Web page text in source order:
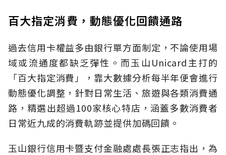
百大指定消費，動態優化回饋通路
過去信用卡權益多由銀行單方面制定，不論使用場
域或流通度都缺乏彈性。而玉山Unicard主打的
「百大指定消費」，靠大數據分析每半年便會進行
動態優化調整，針對日常生活、旅遊與各類消費通
路，精選出超過100家核心特店，涵蓋多數消費者
日常近九成的消費軌跡並提供加碼回饋。
玉山銀行信用卡暨支付金融處處長張正志指出，為